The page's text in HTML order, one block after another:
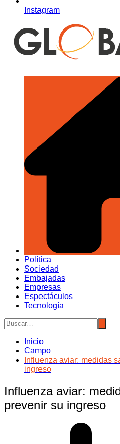
Instagram
Política
Sociedad
Embajadas
Empresas
Espectáculos
Tecnología
Inicio
Campo
Influenza aviar: medidas
ingreso
Influenza aviar:
prevenir su ingreso